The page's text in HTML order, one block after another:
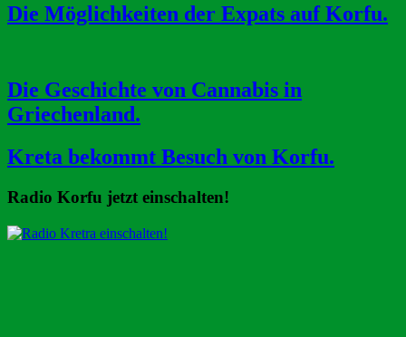
Die Möglichkeiten der Expats auf Korfu.
Die Geschichte von Cannabis in
Griechenland.
Kreta bekommt Besuch von Korfu.
Radio Korfu jetzt einschalten!